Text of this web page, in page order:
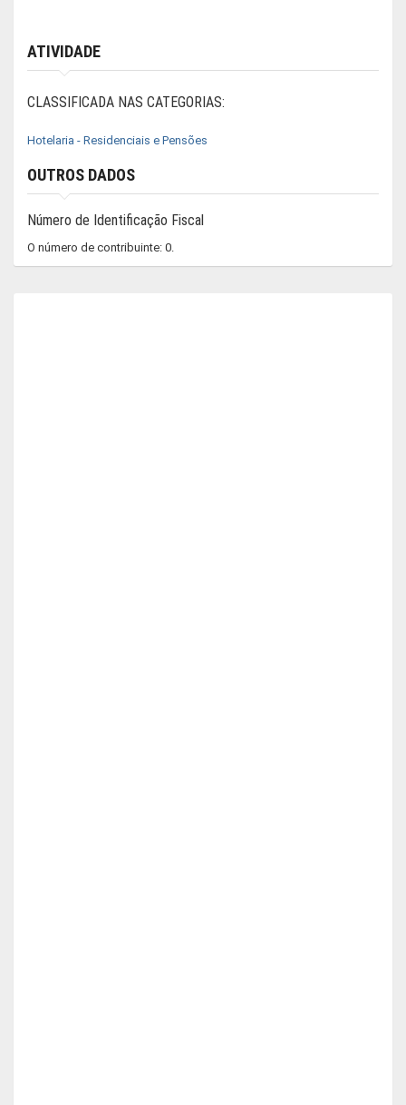
ATIVIDADE
CLASSIFICADA NAS CATEGORIAS:
Hotelaria - Residenciais e Pensões
OUTROS DADOS
Número de Identificação Fiscal
O número de contribuinte: 0.